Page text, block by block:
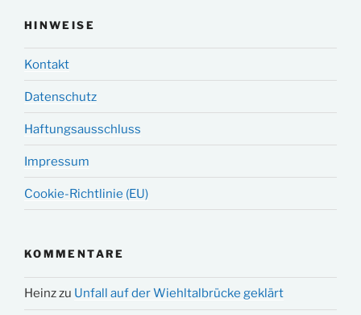
HINWEISE
Kontakt
Datenschutz
Haftungsausschluss
Impressum
Cookie-Richtlinie (EU)
KOMMENTARE
Heinzzu Unfall auf der Wiehltalbrücke geklärt